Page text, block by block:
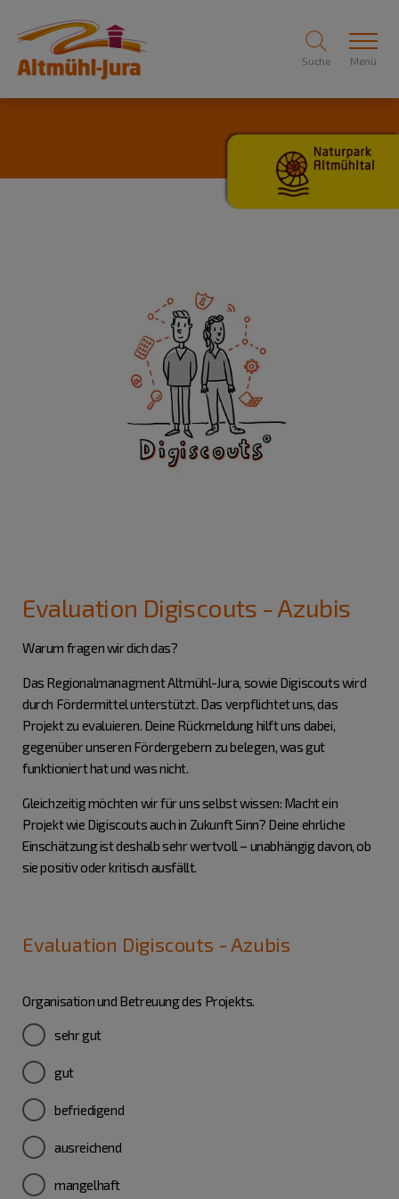
Suche Menü
Evaluation Digiscouts - Azubis
Warum fragen wir dich das?
Das Regionalmanagment Altmühl-Jura, sowie Digiscouts wird
durch Fördermittel unterstützt. Das verpflichtet uns, das
Projekt zu evaluieren. Deine Rückmeldung hilft uns dabei,
gegenüber unseren Fördergebern zu belegen, was gut
funktioniert hat und was nicht.
Gleichzeitig möchten wir für uns selbst wissen: Macht ein
Projekt wie Digiscouts auch in Zukunft Sinn? Deine ehrliche
Einschätzung ist deshalb sehr wertvoll – unabhängig davon, ob
sie positiv oder kritisch ausfällt.
Evaluation Digiscouts - Azubis
Organisation und Betreuung des Projekts.
sehr gut
gut
befriedigend
ausreichend
mangelhaft